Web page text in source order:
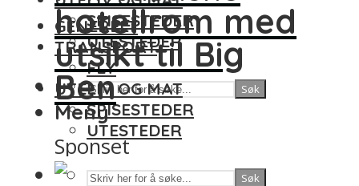
SPISESTEDER
UTESTEDER
Søk
Meny
GENERELT
TRANSPORT
FLY
UTELIV OG MAT
SPISESTEDER
UTESTEDER
Søk
hotellrom med
utsikt til Big
Ben
Sponset